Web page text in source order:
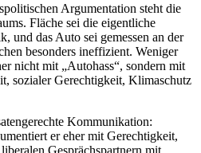
Argumentation steht die
Fläche sei die eigentliche
und das Auto sei gemessen an der
besonders ineffizient. Weniger
nicht mit „Autohass“, sondern mit
sozialer Gerechtigkeit, Klimaschutz
Kommunikation:
er eher mit Gerechtigkeit,
Gesprächspartnern mit